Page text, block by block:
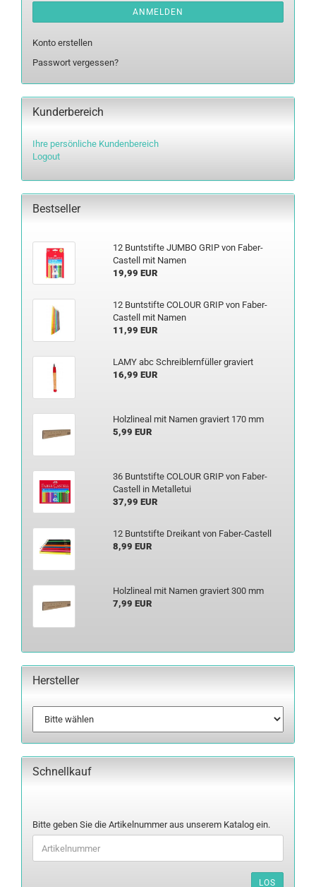
ANMELDEN
Konto erstellen
Passwort vergessen?
Kunderbereich
Ihre persönliche Kundenbereich
Logout
Bestseller
12 Bunt­stif­te JUMBO GRIP von Faber-​
Castell mit Namen
19,99 EUR
12 Bunt­stif­te CO­LOUR GRIP von Faber-​
Castell mit Namen
11,99 EUR
LAMY abc Schreib­lern­fül­ler gra­viert
16,99 EUR
Holz­li­ne­al mit Namen gra­viert 170 mm
5,99 EUR
36 Bunt­stif­te CO­LOUR GRIP von Faber-​
Castell in Me­tal­l­etui
37,99 EUR
12 Bunt­stif­te Drei­kant von Faber-​Castell
8,99 EUR
Holz­li­ne­al mit Namen gra­viert 300 mm
7,99 EUR
Hersteller
Schnellkauf
BITTE
GEBEN
SIE
DIE
Bitte geben Sie die Artikelnummer aus unserem Katalog ein.
LOS